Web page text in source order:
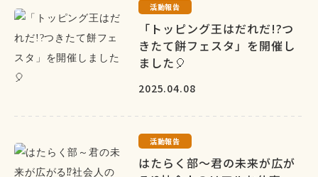
活動報告
「トッピング王はだれだ!?つ
きたて餅フェスタ」を開催し
ました🎈
2025.04.08
活動報告
はたらく部～君の未来が広が